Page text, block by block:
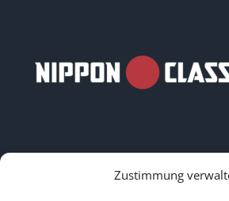
Zustimmung